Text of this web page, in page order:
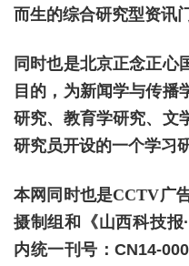
而生的综合研究型资讯
同时也是北京正念正心
目的，为新闻学与传播
研究、教育学研究、文
研究员开设的一个学习
本网同时也是CCTV广
摄制组和《山西科技报
内统一刊号：CN14-